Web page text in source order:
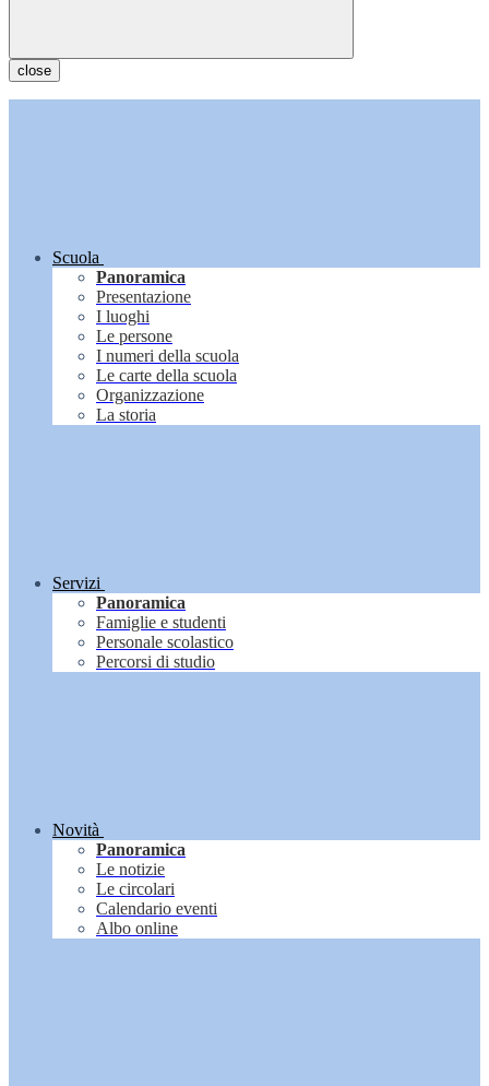
close
Scuola
Panoramica
Presentazione
I luoghi
Le persone
I numeri della scuola
Le carte della scuola
Organizzazione
La storia
Servizi
Panoramica
Famiglie e studenti
Personale scolastico
Percorsi di studio
Novità
Panoramica
Le notizie
Le circolari
Calendario eventi
Albo online